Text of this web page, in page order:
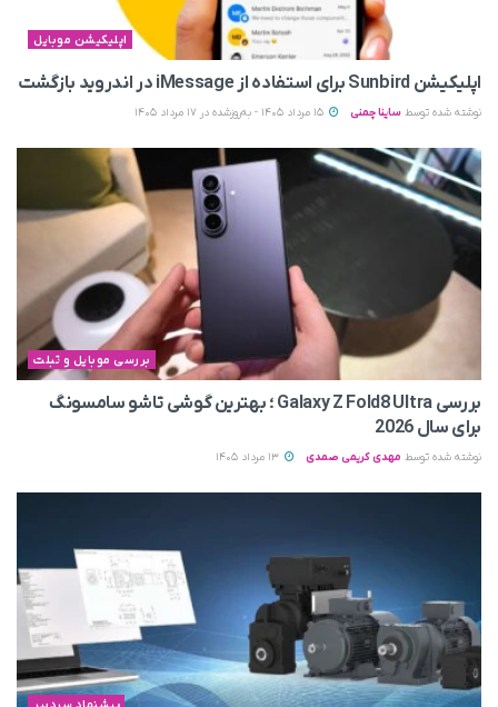
اپلیکیشن موبایل
اپلیکیشن Sunbird برای استفاده از iMessage در اندروید بازگشت
نوشته شده توسط ساینا چمنی
بررسی موبایل و تبلت
بررسی Galaxy Z Fold8 Ultra ؛ بهترین گوشی تاشو سامسونگ
برای سال 2026
نوشته شده توسط مهدی کریمی صمدی